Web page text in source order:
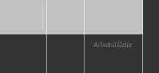
Arbeitsblätter